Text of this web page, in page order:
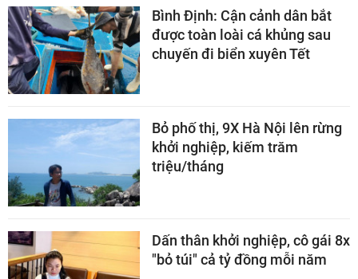
Bình Định: Cận cảnh dân bắt
được toàn loài cá khủng sau
chuyến đi biển xuyên Tết
Bỏ phố thị, 9X Hà Nội lên rừng
khởi nghiệp, kiếm trăm
triệu/tháng
Dấn thân khởi nghiệp, cô gái 8x
"bỏ túi" cả tỷ đồng mỗi năm